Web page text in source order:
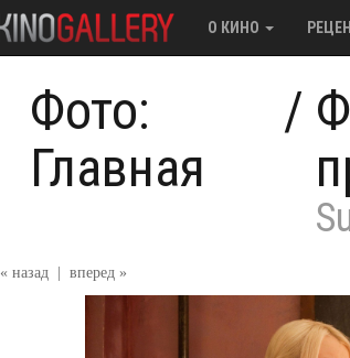
О КИНО
Фото:
Главная
/
« назад вперед »